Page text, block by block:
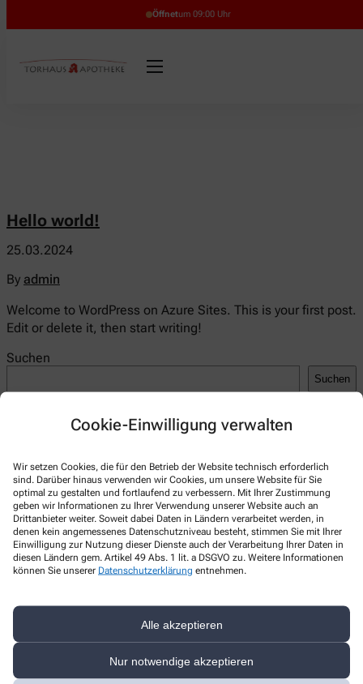
Cookie-Einwilligung verwalten
Wir setzen Cookies, die für den Betrieb der Website technisch erforderlich
sind. Darüber hinaus verwenden wir Cookies, um unsere Website für Sie
optimal zu gestalten und fortlaufend zu verbessern. Mit Ihrer Zustimmung
geben wir Informationen zu Ihrer Verwendung unserer Website auch an
Drittanbieter weiter. Soweit dabei Daten in Ländern verarbeitet werden, in
denen kein angemessenes Datenschutzniveau besteht, stimmen Sie mit Ihrer
Einwilligung zur Nutzung dieser Dienste auch der Verarbeitung Ihrer Daten in
diesen Ländern gem. Artikel 49 Abs. 1 lit. a DSGVO zu. Weitere Informationen
können Sie unserer Datenschutzerklärung entnehmen.
Alle akzeptieren
Nur notwendige akzeptieren
Öffnetum 09:00 Uhr
Hello world!
25.03.2024
By admin
Welcome to WordPress on Azure Sites. This is your first post.
Edit or delete it, then start writing!
Suchen
Suchen
Recent Posts
Recent Comments
A WordPress CommenterzuHello world!
Torhaus-Apotheke